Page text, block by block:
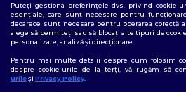
2026. Toate drepturile
Urmărește-ne
Puteți gestiona preferințele dvs. privind cookie-
esențiale, care sunt necesare pentru
deoarece sunt necesare pentru operarea corectă
alege să permiteți sau să blocați alte tipuri de
personalizare, analiză și direcționare.
Pentru mai multe detalii despre cum folosim
despre cookie-urile de la terți, vă rugăm să
urileși Privacy Policy.